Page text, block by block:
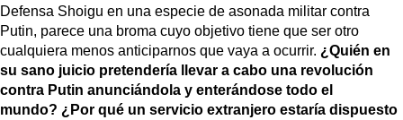
Defensa Shoigu en una especie de asonada militar contra
Putin, parece una broma cuyo objetivo tiene que ser otro
cualquiera menos anticiparnos que vaya a ocurrir. ¿Quién en
su sano juicio pretendería llevar a cabo una revolución
contra Putin anunciándola y enterándose todo el
mundo? ¿Por qué un servicio extranjero estaría dispuesto